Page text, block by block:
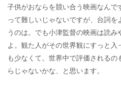
子供がおならを競い合う映画なん
って難しいじゃないですが、台詞
うのは。でも小津監督の映画は読
よ。観た人がその世界観にすっと
も少なくて。世界中で評価される
らじゃないかな、と思います。